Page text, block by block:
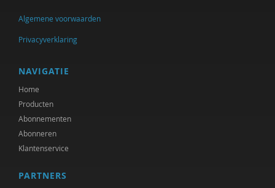
Algemene voorwaarden
Privacyverklaring
NAVIGATIE
Home
Producten
Abonnementen
Abonneren
Klantenservice
PARTNERS